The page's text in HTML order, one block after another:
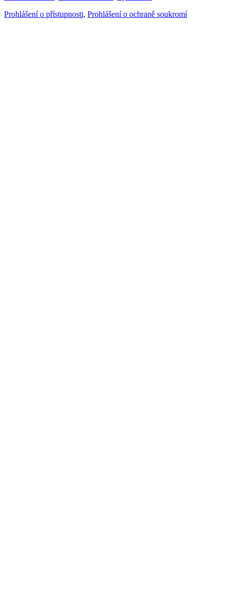
Prohlášení o přístupnosti, Prohlášení o ochraně soukromí